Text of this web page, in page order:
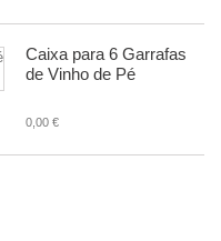
Caixa para 6 Garrafas
de Vinho de Pé
0,00 €